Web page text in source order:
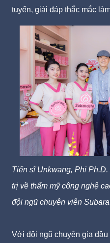
tuyến, giải đáp thắc mắc
Tiến sĩ Unkwang, Phi
trị về thẩm mỹ công nghệ
đội ngũ chuyên viên
Với đội ngũ chuyên gia